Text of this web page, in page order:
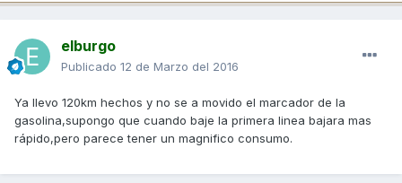
elburgo
Publicado 12 de Marzo del 2016
Ya llevo 120km hechos y no se a movido el marcador de la
gasolina,supongo que cuando baje la primera linea bajara mas
rápido,pero parece tener un magnifico consumo.